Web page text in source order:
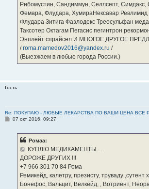
Рибомустин, Сандиммун, Селлсепт, Симдакс,
Фемара, Флудара, ХумираНексавар
Флудара Зитига Фазлодекс Треосульфан
Таксотер Октагам Пегасис пегинтрон
Энплейт спрайсел И МНОГОЕ ДРУГОЕ
/roma.mamedov2016@yandex.ru /
(Выезжаем в любые города России.)
Гость
Re: ПОКУПАЮ - ЛЮБЫЕ ЛЕКАРСТВА ПО ВАШИ ЦЕНА ВСЕ
С07 окт 2016, 09:27
Ромаа:
КУПЛЮ МЕДИКАМЕНТЫ....
ДОРОЖЕ ДРУГИХ !!!
‪+7 966 301 70 84‬ Рома
Ремикейд, калетру, презисту, труваду
Бонефос, Вальцит, Велкейд, , Вотриент,